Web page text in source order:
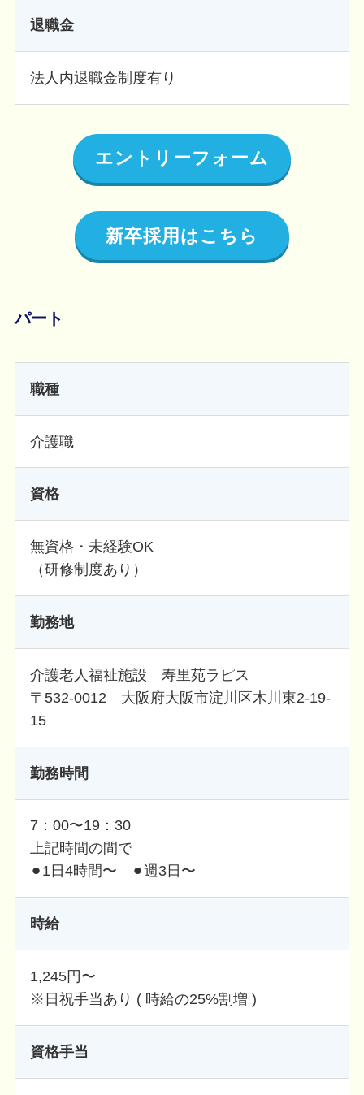
退職金
法人内退職金制度有り
エントリーフォーム
新卒採用はこちら
パート
職種
介護職
資格
無資格・未経験OK
（研修制度あり）
勤務地
介護老人福祉施設 寿里苑ラピス
〒532-0012 大阪府大阪市淀川区木川東2-19-
15
勤務時間
7：00〜19：30
上記時間の間で
⚫︎1日4時間〜 ⚫︎週3日〜
時給
1,245円〜
※日祝手当あり ( 時給の25%割増 )
資格手当